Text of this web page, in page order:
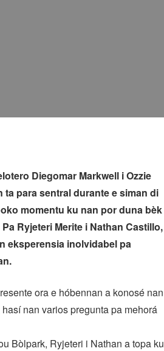
Diegomar Markwell i Ozzie
ta para sentral durante e siman di
momentu ku nan por duna bèk
Ryjeteri Merite i Nathan Castillo,
eksperensia inolvidabel pa
ora e hóbennan a konosé nan
nan varios pregunta pa mehorá
Bòlpark, Ryjeteri i Nathan a topa ku